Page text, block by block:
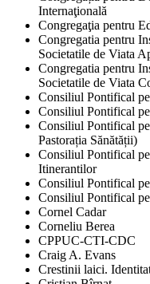
Internaţională
Congregaţia pentru
Congregatia pentru
Societatile de Viata
Congregatia pentru
Societatile de Viata
Consiliul Pontifical
Consiliul Pontifical
Consiliul Pontifical
Pastorația Sănătății)
Consiliul Pontifical
Itinerantilor
Consiliul Pontifical
Consiliul Pontifical
Cornel Cadar
Corneliu Berea
CPPUC-CTI-CDC
Craig A. Evans
Crestinii laici.